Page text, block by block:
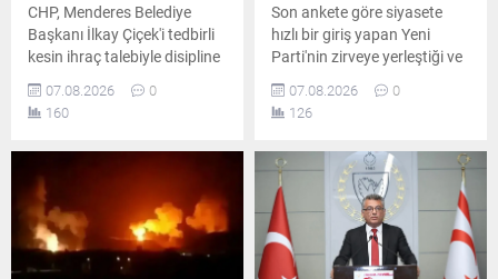
CHP, Menderes Belediye
Başkanı İlkay Çiçek'i tedbirli
kesin ihraç talebiyle disipline
sevk etti. Kararın, parti
ilkeleri ve örgüt disiplini
kapsamında yapılan
alındığı açıklandı.
07.08.2026
0
160
Son ankete göre siyasete
hızlı bir giriş yapan Yeni
Parti'nin zirveye yerleştiği ve
AK Parti'nin ikinci sırada yer
aldığı ankette, CHP ve
MHP'nin yaşadığı tarihi oy
gerilemeleri dikkat çekti.
07.08.2026
0
126